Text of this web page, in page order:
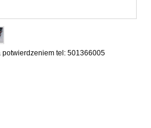
potwierdzeniem tel: 501366005